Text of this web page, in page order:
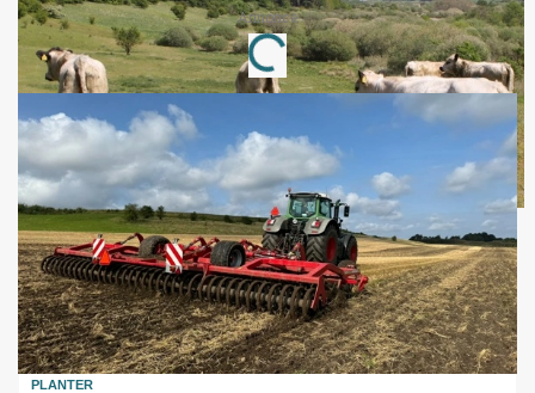
Annonce
Loading...
PLANTER